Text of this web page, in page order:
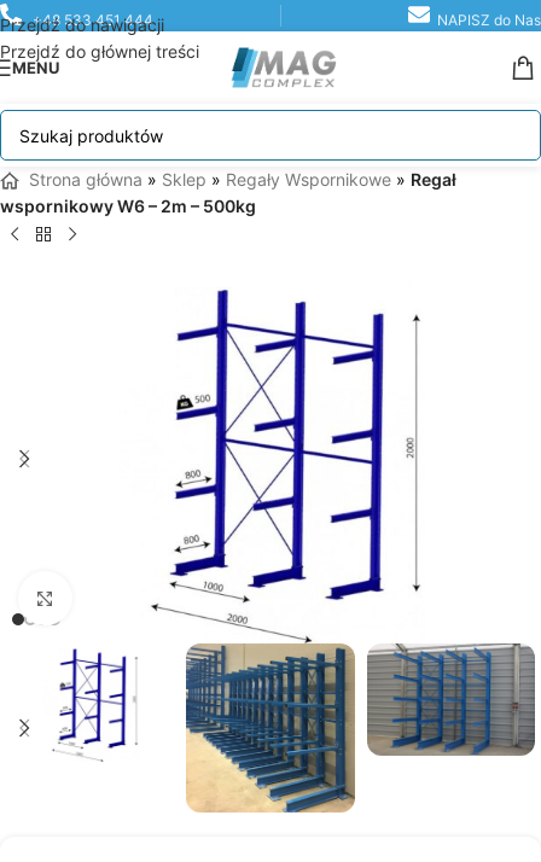
Przejdź do nawigacji
Przejdź do głównej treści
+48 533 451 444 NAPISZ do Nas
MENU
Strona główna » Sklep » Regały Wspornikowe » Regał
wspornikowy W6 – 2m – 500kg
Kliknij, aby powiększyć